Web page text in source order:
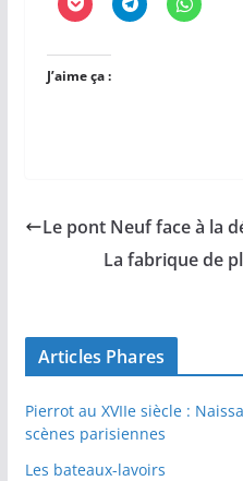
J’aime ça :
Le pont Neuf face à la
La fabrique de
Articles Phares
Pierrot au XVIIe siècle :
scènes parisiennes
Les bateaux-lavoirs